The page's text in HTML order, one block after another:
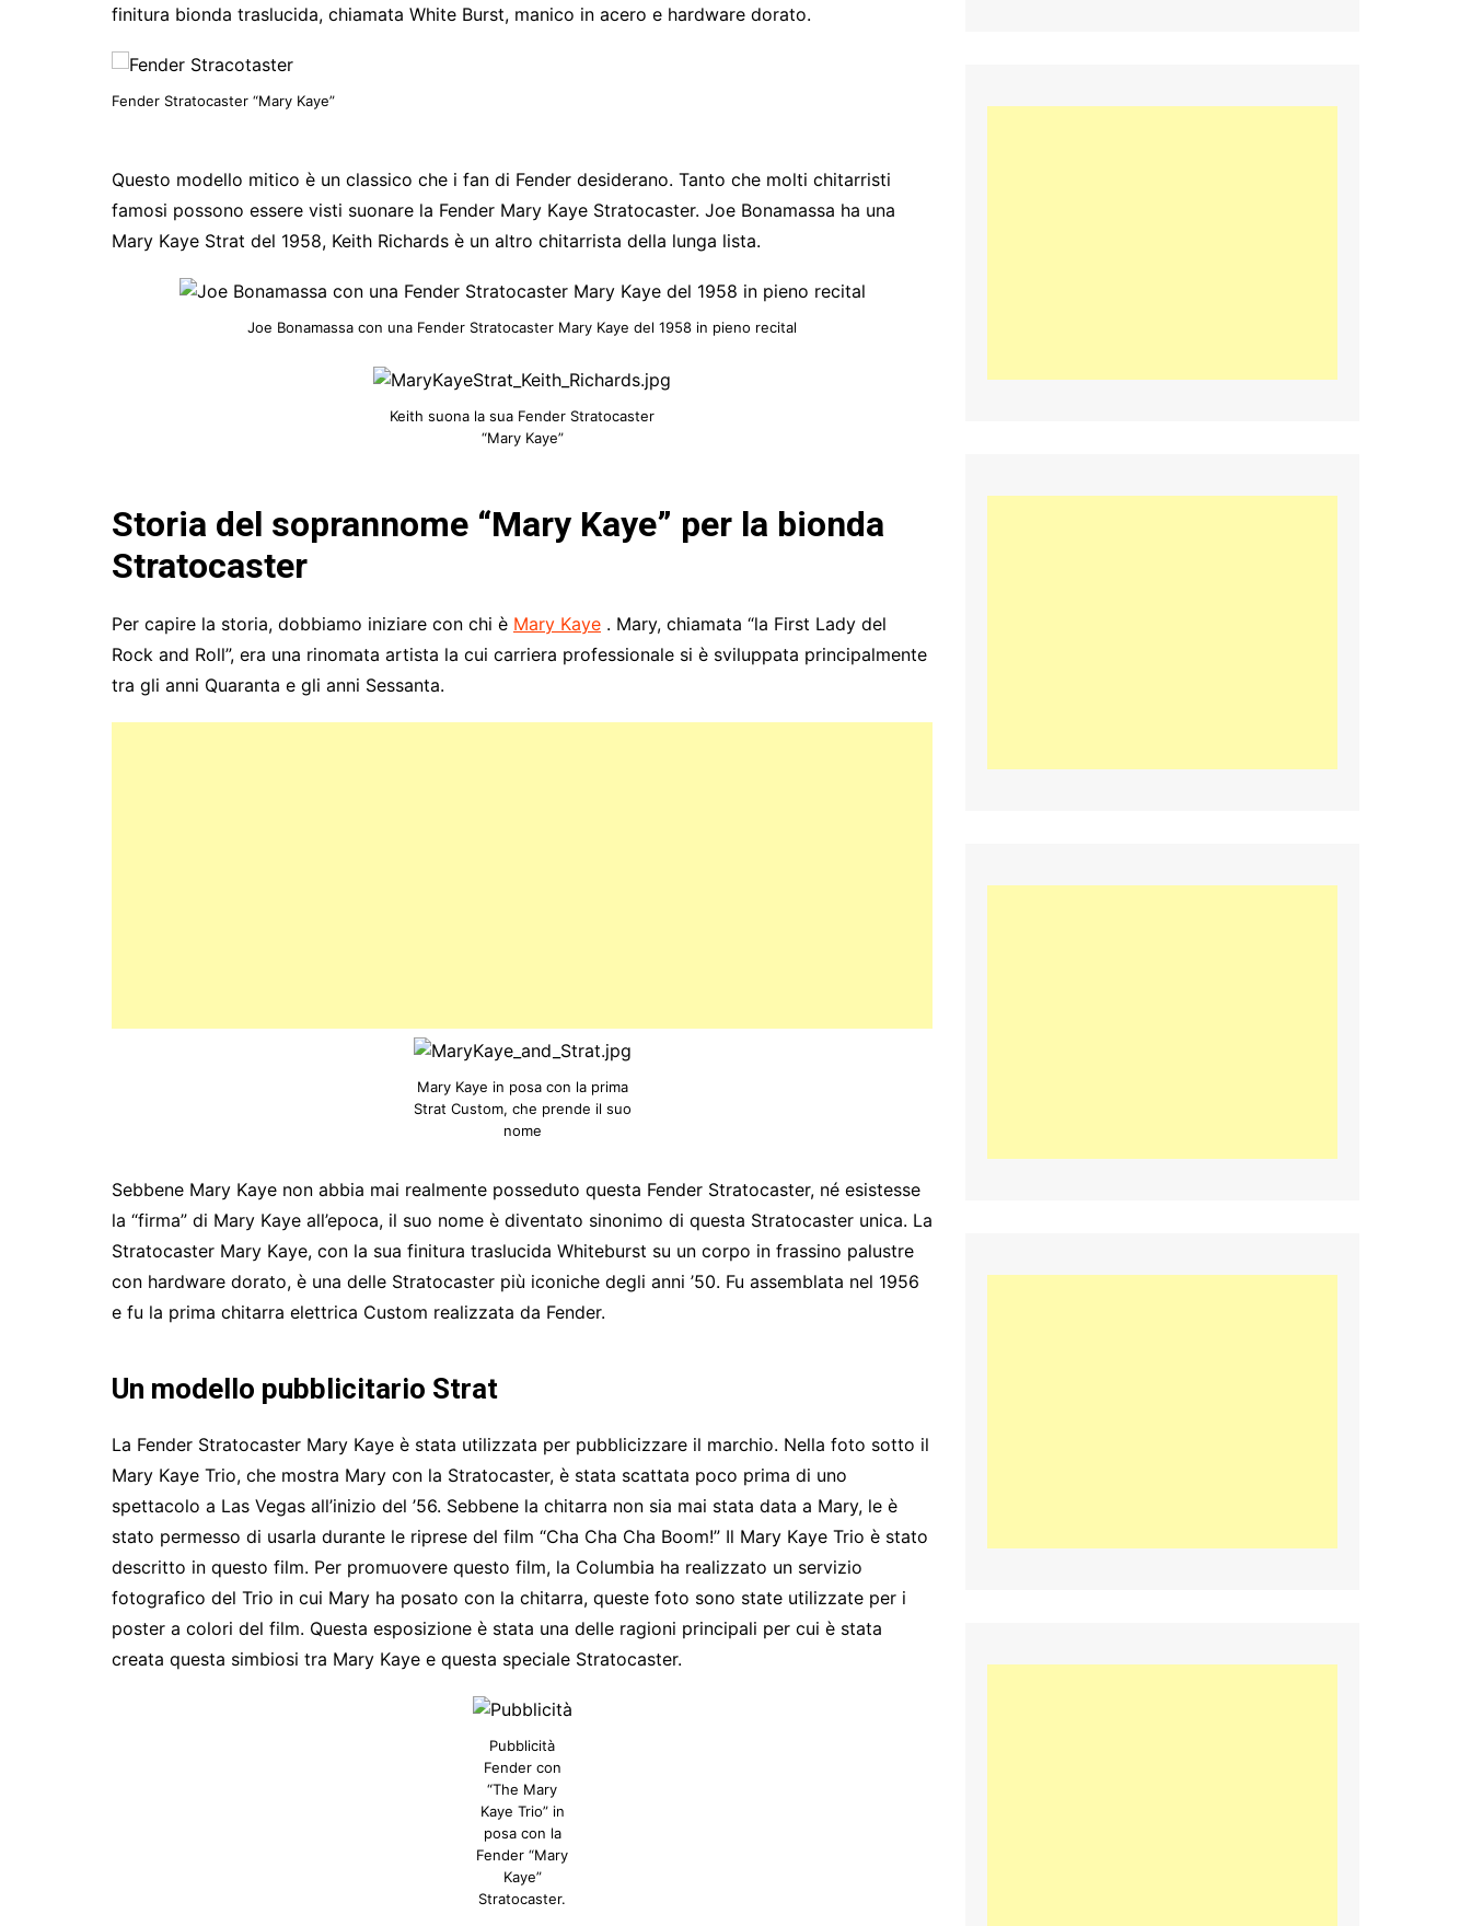
finitura bionda traslucida, chiamata White Burst, manico in acero e hardware dorato.
Fender Stratocaster “Mary Kaye”
Questo modello mitico è un classico che i fan di Fender desiderano. Tanto che molti chitarristi
famosi possono essere visti suonare la Fender Mary Kaye Stratocaster. Joe Bonamassa ha una
Mary Kaye Strat del 1958, Keith Richards è un altro chitarrista della lunga lista.
Joe Bonamassa con una Fender Stratocaster Mary Kaye del 1958 in pieno recital
Keith suona la sua Fender Stratocaster
“Mary Kaye”
Storia del soprannome “Mary Kaye” per la bionda
Stratocaster
Per capire la storia, dobbiamo iniziare con chi è Mary Kaye . Mary, chiamata “la First Lady del
Rock and Roll”, era una rinomata artista la cui carriera professionale si è sviluppata principalmente
tra gli anni Quaranta e gli anni Sessanta.
Mary Kaye in posa con la prima
Strat Custom, che prende il suo
nome
Sebbene Mary Kaye non abbia mai realmente posseduto questa Fender Stratocaster, né esistesse
la “firma” di Mary Kaye all’epoca, il suo nome è diventato sinonimo di questa Stratocaster unica. La
Stratocaster Mary Kaye, con la sua finitura traslucida Whiteburst su un corpo in frassino palustre
con hardware dorato, è una delle Stratocaster più iconiche degli anni ’50. Fu assemblata nel 1956
e fu la prima chitarra elettrica Custom realizzata da Fender.
Un modello pubblicitario Strat
La Fender Stratocaster Mary Kaye è stata utilizzata per pubblicizzare il marchio. Nella foto sotto il
Mary Kaye Trio, che mostra Mary con la Stratocaster, è stata scattata poco prima di uno
spettacolo a Las Vegas all’inizio del ’56. Sebbene la chitarra non sia mai stata data a Mary, le è
stato permesso di usarla durante le riprese del film “Cha Cha Cha Boom!” Il Mary Kaye Trio è stato
descritto in questo film. Per promuovere questo film, la Columbia ha realizzato un servizio
fotografico del Trio in cui Mary ha posato con la chitarra, queste foto sono state utilizzate per i
poster a colori del film. Questa esposizione è stata una delle ragioni principali per cui è stata
creata questa simbiosi tra Mary Kaye e questa speciale Stratocaster.
Pubblicità
Fender con
“The Mary
Kaye Trio” in
posa con la
Fender “Mary
Kaye”
Stratocaster.